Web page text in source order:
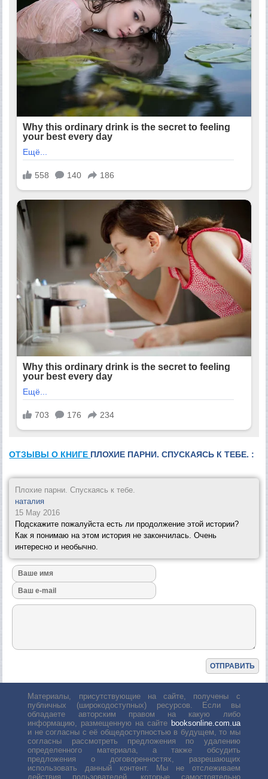
ОТЗЫВЫ О КНИГЕ ПЛОХИЕ ПАРНИ. СПУСКАЯСЬ К ТЕБЕ. :
Плохие парни. Спускаясь к тебе.
наталия
15 May 2016
Подскажите пожалуйста есть ли продолжение этой истории?
Как я понимаю на этом история не закончилась. Очень
интересно и необычно.
Материалы, присутствующие на сайте, получены с
публичных (широкодоступных) ресурсов. Если вы
обладаете авторским правом на какую либо
информацию, размещенную на сайте booksonline.com.ua
и не согласны с её общедоступностью в будущем, то мы
согласны рассмотреть предложения по удалению
определенного материала, а также обсудить
предложения о договоренностях, разрешающих
использовать данный контент. Мы не отслеживаем
действия пользователей, которые самостоятельно